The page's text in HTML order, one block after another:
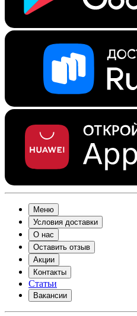
Меню
Условия доставки
О нас
Оставить отзыв
Акции
Контакты
Статьи
Вакансии